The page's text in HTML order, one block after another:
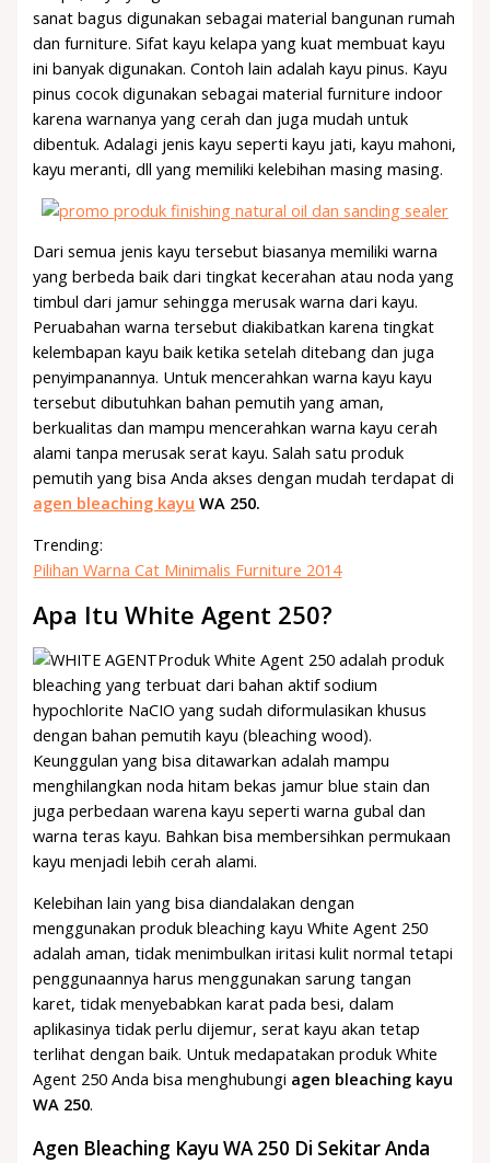
sanat bagus digunakan sebagai material bangunan rumah
dan furniture. Sifat kayu kelapa yang kuat membuat kayu
ini banyak digunakan. Contoh lain adalah kayu pinus. Kayu
pinus cocok digunakan sebagai material furniture indoor
karena warnanya yang cerah dan juga mudah untuk
dibentuk. Adalagi jenis kayu seperti kayu jati, kayu mahoni,
kayu meranti, dll yang memiliki kelebihan masing masing.
Dari semua jenis kayu tersebut biasanya memiliki warna
yang berbeda baik dari tingkat kecerahan atau noda yang
timbul dari jamur sehingga merusak warna dari kayu.
Peruabahan warna tersebut diakibatkan karena tingkat
kelembapan kayu baik ketika setelah ditebang dan juga
penyimpanannya. Untuk mencerahkan warna kayu kayu
tersebut dibutuhkan bahan pemutih yang aman,
berkualitas dan mampu mencerahkan warna kayu cerah
alami tanpa merusak serat kayu. Salah satu produk
pemutih yang bisa Anda akses dengan mudah terdapat di
agen bleaching kayu WA 250.
Trending:
Pilihan Warna Cat Minimalis Furniture 2014
Apa Itu White Agent 250?
Produk White Agent 250 adalah produk
bleaching yang terbuat dari bahan aktif sodium
hypochlorite NaCIO yang sudah diformulasikan khusus
dengan bahan pemutih kayu (bleaching wood).
Keunggulan yang bisa ditawarkan adalah mampu
menghilangkan noda hitam bekas jamur blue stain dan
juga perbedaan warena kayu seperti warna gubal dan
warna teras kayu. Bahkan bisa membersihkan permukaan
kayu menjadi lebih cerah alami.
Kelebihan lain yang bisa diandalakan dengan
menggunakan produk bleaching kayu White Agent 250
adalah aman, tidak menimbulkan iritasi kulit normal tetapi
penggunaannya harus menggunakan sarung tangan
karet, tidak menyebabkan karat pada besi, dalam
aplikasinya tidak perlu dijemur, serat kayu akan tetap
terlihat dengan baik. Untuk medapatakan produk White
Agent 250 Anda bisa menghubungi agen bleaching kayu
WA 250.
Agen Bleaching Kayu WA 250 Di Sekitar Anda